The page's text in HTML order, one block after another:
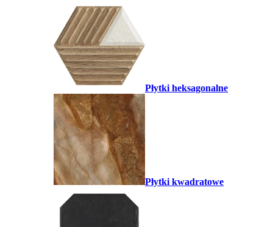
Płytki heksagonalne
Płytki kwadratowe